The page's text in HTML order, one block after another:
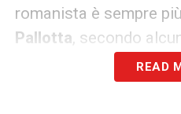
romanista è sempre
Pallotta, secondo
esonerare il tecnico
e la
READ